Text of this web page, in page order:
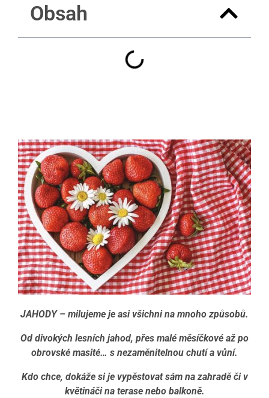
Obsah
JAHODY – milujeme je asi všichni na mnoho způsobů.
Od divokých lesních jahod, přes malé měsíčkové až po
obrovské masité… s nezaměnitelnou chutí a vůní.
Kdo chce, dokáže si je vypěstovat sám na zahradě či v
květináči na terase nebo balkoně.